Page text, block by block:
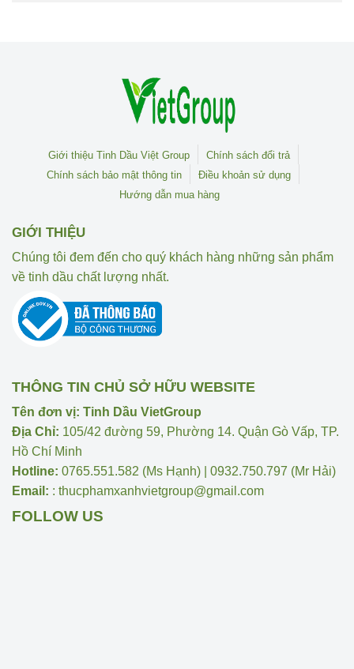
Giới thiệu Tinh Dầu Việt Group
Chính sách đổi trả
Chính sách bảo mật thông tin
Điều khoản sử dụng
Hướng dẫn mua hàng
GIỚI THIỆU
Chúng tôi đem đến cho quý khách hàng những sản phẩm
về tinh dầu chất lượng nhất.
THÔNG TIN CHỦ SỞ HỮU WEBSITE
Tên đơn vị: Tinh Dầu VietGroup
Địa Chỉ: 105/42 đường 59, Phường 14. Quận Gò Vấp, TP.
Hồ Chí Minh
Hotline: 0765.551.582 (Ms Hạnh) | 0932.750.797 (Mr Hải)
Email: : thucphamxanhvietgroup@gmail.com
FOLLOW US